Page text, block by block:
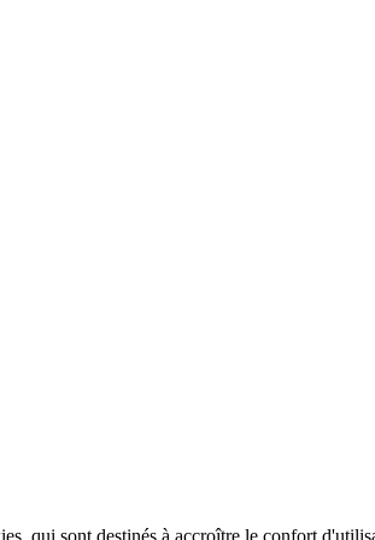
qui sont destinés à accroître le confort